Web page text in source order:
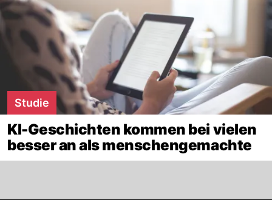
Studie
KI-Geschichten kommen bei vielen
besser an als menschengemachte